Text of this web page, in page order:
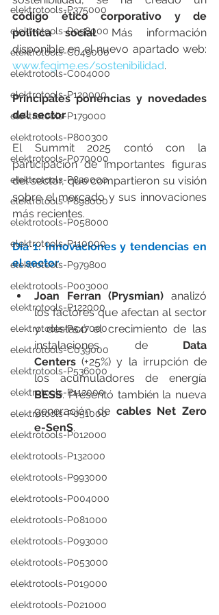
elektrotools-P375000
elektrotools-P098000
elektrotools-C049000
elektrotools-C004000
elektrotools-P120000
elektrotools-P179000
elektrotools-P800300
elektrotools-P070000
elektrotools-P820000
elektrotools-P898000
elektrotools-P058000
elektrotools-P110000
elektrotools-P979800
elektrotools-P003000
elektrotools-P122000
elektrotools-P547000
elektrotools-C039000
elektrotools-P536000
elektrotools-P112000
elektrotools-P051000
elektrotools-P012000
elektrotools-P132000
elektrotools-P993000
elektrotools-P004000
elektrotools-P081000
elektrotools-P093000
elektrotools-P053000
elektrotools-P019000
elektrotools-P021000
código ético corporativo y de
política social. Más información
www.fegime.es/sostenibilidad.
Principales ponencias y novedades
del sector
El Summit 2025 contó con la
participación de importantes figuras
del sector, que compartieron su visión
sobre el mercado y sus innovaciones
más recientes.
Día 1: Innovaciones y tendencias en
el sector
Joan Ferran (Prysmian) analizó
los factores que afectan al sector
y destacó el crecimiento de las
instalaciones de Data
Centers (+25%) y la irrupción de
BESS. Presentó también la nueva
generación de cables Net Zero
e-SenS.